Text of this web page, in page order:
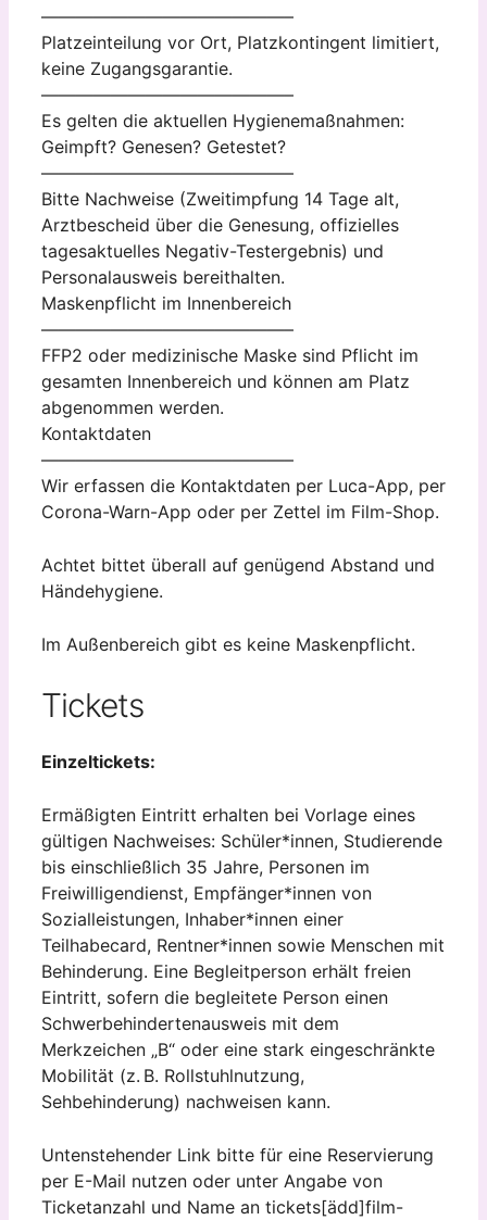
——————————————–
Platzeinteilung vor Ort, Platzkontingent limitiert,
keine Zugangsgarantie.
——————————————–
Es gelten die aktuellen Hygienemaßnahmen:
Geimpft? Genesen? Getestet?
——————————————–
Bitte Nachweise (Zweitimpfung 14 Tage alt,
Arztbescheid über die Genesung, offizielles
tagesaktuelles Negativ-Testergebnis) und
Personalausweis bereithalten.
Maskenpflicht im Innenbereich
——————————————–
FFP2 oder medizinische Maske sind Pflicht im
gesamten Innenbereich und können am Platz
abgenommen werden.
Kontaktdaten
——————————————–
Wir erfassen die Kontaktdaten per Luca-App, per
Corona-Warn-App oder per Zettel im Film-Shop.
Achtet bittet überall auf genügend Abstand und
Händehygiene.
Im Außenbereich gibt es keine Maskenpflicht.
Tickets
Einzeltickets:
Ermäßigten Eintritt erhalten bei Vorlage eines
gültigen Nachweises: Schüler*innen, Studierende
bis einschließlich 35 Jahre, Personen im
Freiwilligendienst, Empfänger*innen von
Sozialleistungen, Inhaber*innen einer
Teilhabecard, Rentner*innen sowie Menschen mit
Behinderung. Eine Begleitperson erhält freien
Eintritt, sofern die begleitete Person einen
Schwerbehindertenausweis mit dem
Merkzeichen „B“ oder eine stark eingeschränkte
Mobilität (z. B. Rollstuhlnutzung,
Sehbehinderung) nachweisen kann.
Untenstehender Link bitte für eine Reservierung
per E-Mail nutzen oder unter Angabe von
Ticketanzahl und Name an tickets[ädd]film-